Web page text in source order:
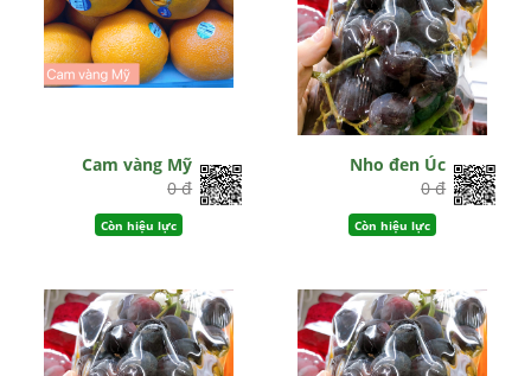
Cam vàng Mỹ
0 đ
Còn hiệu lực
Nho đen Úc
0 đ
Còn hiệu lực